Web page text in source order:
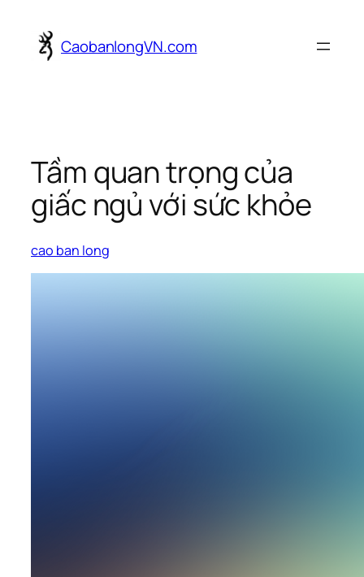
content CaobanlongVN.com
Tầm quan trọng của
giấc ngủ với sức khỏe
cao ban long